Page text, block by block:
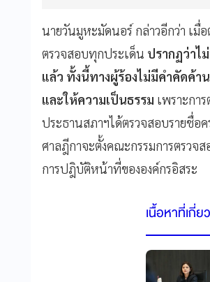
นายวันมูหะมัดนอร์ กล่าวอีกว่า เมื่
ตรวจสอบทุกประเด็น ปรากฏว่าไ
แล้ว ทั้งนี้ทางผู้ร้องไม่มีคำคัดค้า
และให้ความเป็นธรรม เพราะกา
ประธานสภาฯได้ตรวจสอบรายชื่อ
ศาลฎีกาจะตั้งคณะกรรมการตรวจ
การปฎิบัติหน้าที่ขององค์กรอิสระ
เนื้อหาที่เกี่ย